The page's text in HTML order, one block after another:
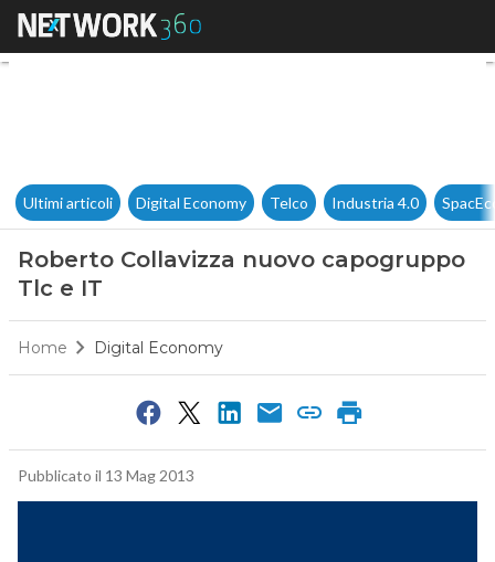
Roberto Collavizza nuovo
Ultimi articoli Digital Economy Telco Industria 4.0
Roberto Collavizza nuovo capogruppo
Tlc e IT
Home Digital Economy
Pubblicato il 13 Mag 2013